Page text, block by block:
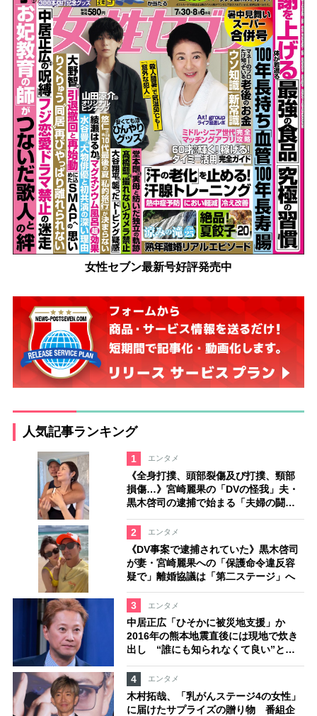
女性セブン最新号好評発売中
人気記事ランキング
1 エンタメ
《全身打撲、頭部裂傷及び打撲、頸部
損傷…》宮崎麗果の「DVの怪我」夫・
黒木啓司の逮捕で始まる「夫婦の闘
2
エンタメ
《DV事案で逮捕されていた》黒木啓司
が妻・宮崎麗果への「保護命令違反容
疑で」離婚協議は「第二ステージ」へ
3 エンタメ
中居正広「ひそかに被災地支援」か
2016年の熊本地震直後には現地で炊き
出し “誰にも知られなくて良い”と、
4
エンタメ
木村拓哉、「乳がんステージ4の女性」
に届けたサプライズの贈り物 番組企